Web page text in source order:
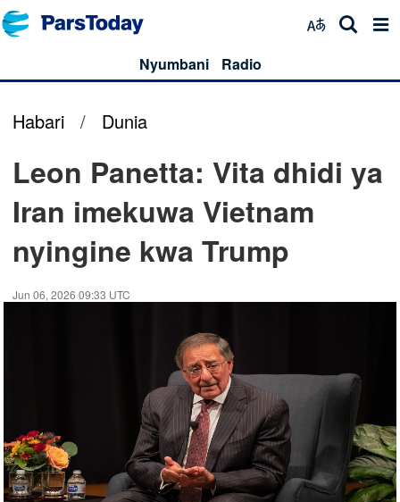
Nyumbani Radio
Habari / Dunia
Leon Panetta: Vita dhidi ya
Iran imekuwa Vietnam
nyingine kwa Trump
Jun 06, 2026 09:33 UTC